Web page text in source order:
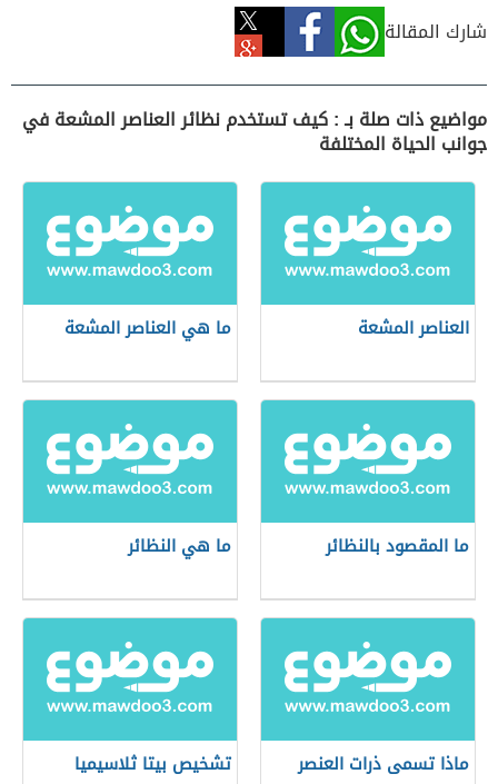
شارك المقالة
مواضيع ذات صلة بـ : كيف تستخدم نظائر العناصر المشعة في
جوانب الحياة المختلفة
العناصر المشعة ما هي العناصر المشعة
ما المقصود بالنظائر ما هي النظائر
ماذا تسمى ذرات العنصر
تشخيص بيتا ثلاسيميا